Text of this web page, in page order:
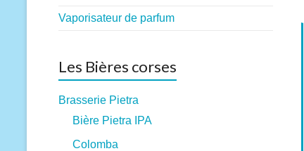
Vaporisateur de parfum
Les Bières corses
Brasserie Pietra
Bière Pietra IPA
Colomba